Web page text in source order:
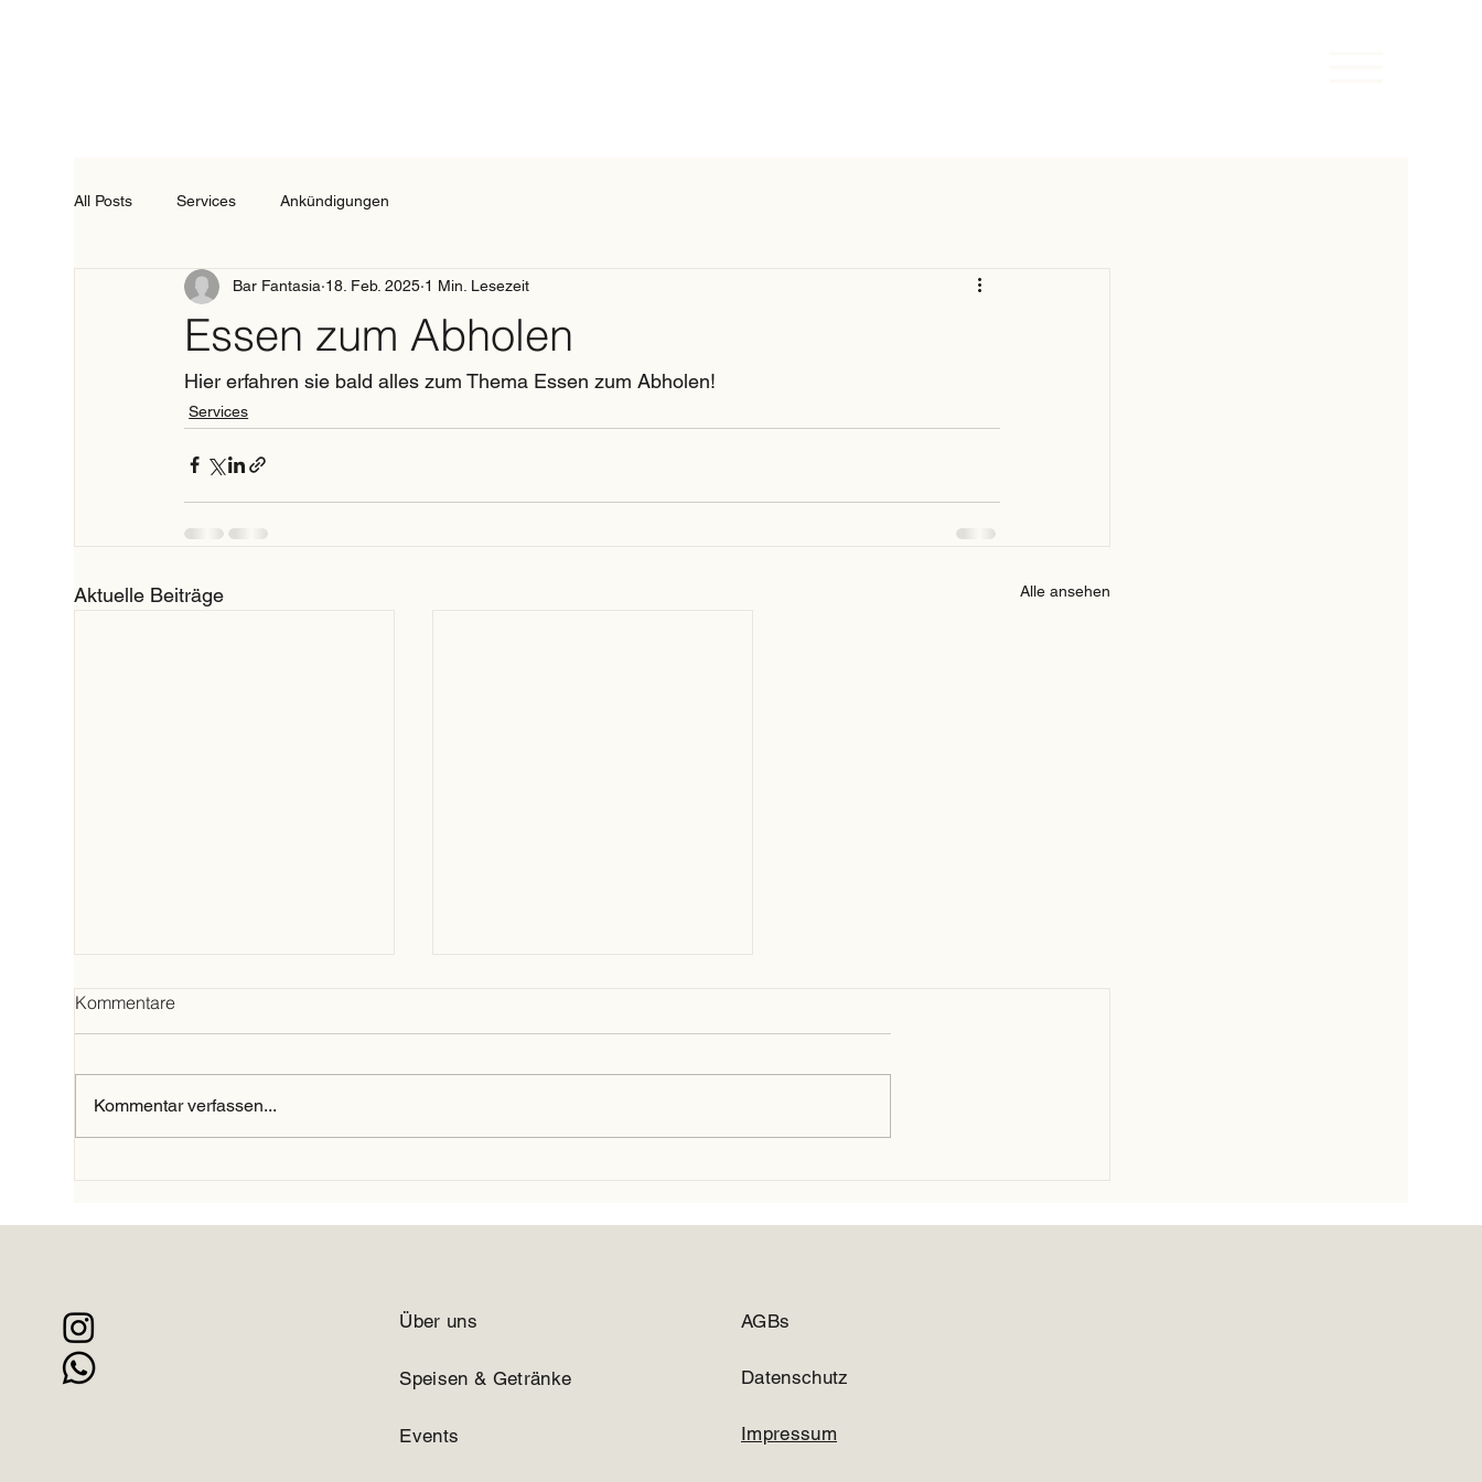
All Posts Services Ankündigungen
Essen zum Abholen
Bar Fantasia 18. Feb. 2025 1 Min. Lesezeit
Hier erfahren sie bald alles zum Thema Essen zum Abholen!
Services
Aktuelle Beiträge Alle ansehen
Private Veranstaltungen
Wir bieten ihnen gerne eine top
große Tafel für ihre Liebsten, wir...
Alles zu unserem Außenbereich
Kommentare
Kommentar verfassen...
Über uns
Speisen & Getränke
Events
AGBs
Datenschutz
Impressum